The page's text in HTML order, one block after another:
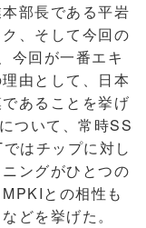
部長である平岩
、そして今回の
今回が一番エキ
由として、日本
あることを挙げ
ついて、常時SS
はチップに対し
ングがひとつの
との相性も
どを挙げた。